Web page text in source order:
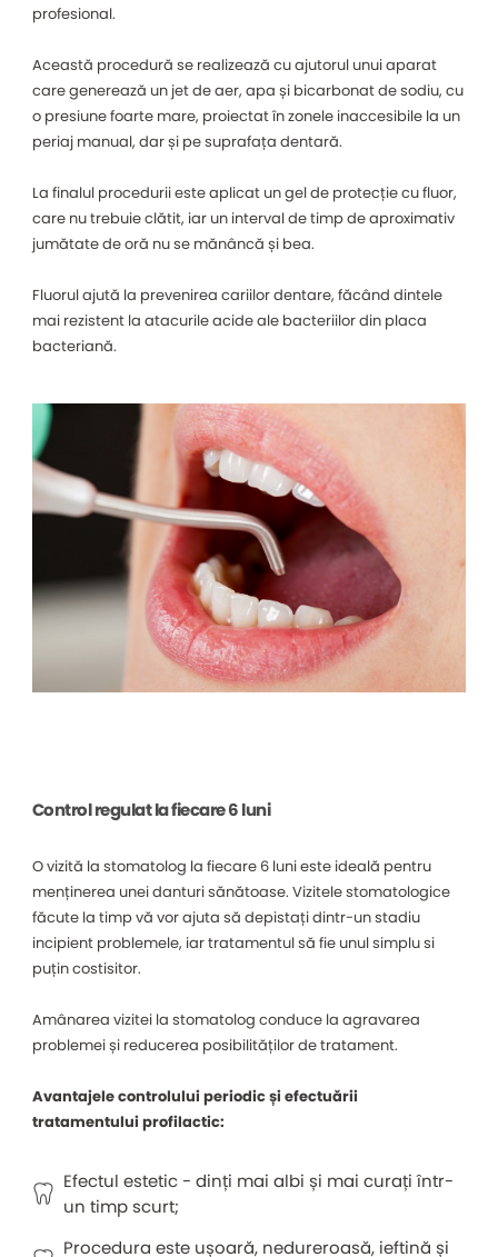
profesional.
Această procedură se realizează cu ajutorul unui aparat
care generează un jet de aer, apa și bicarbonat de sodiu, cu
o presiune foarte mare, proiectat în zonele inaccesibile la un
periaj manual, dar și pe suprafața dentară.
La finalul procedurii este aplicat un gel de protecție cu fluor,
care nu trebuie clătit, iar un interval de timp de aproximativ
jumătate de oră nu se mănâncă și bea.
Fluorul ajută la prevenirea cariilor dentare, făcând dintele
mai rezistent la atacurile acide ale bacteriilor din placa
bacteriană.
Control regulat la fiecare 6 luni
O vizită la stomatolog la fiecare 6 luni este ideală pentru
menținerea unei danturi sănătoase. Vizitele stomatologice
făcute la timp vă vor ajuta să depistați dintr-un stadiu
incipient problemele, iar tratamentul să fie unul simplu si
puțin costisitor.
Amânarea vizitei la stomatolog conduce la agravarea
problemei și reducerea posibilităților de tratament.
Avantajele controlului periodic și efectuării
tratamentului profilactic:
Efectul estetic - dinți mai albi și mai curați într-
un timp scurt;
Procedura este ușoară, nedureroasă, ieftină și